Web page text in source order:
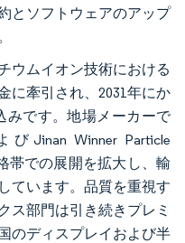
とソフトウェアのアップ
ウムイオン技術における
に牽引され、2031年にか
みです。地場メーカーで
びJinan Winner Particle
帯での展開を拡大し、輸
ています。品質を重視す
ス部門は引き続きプレミ
のディスプレイおよび半